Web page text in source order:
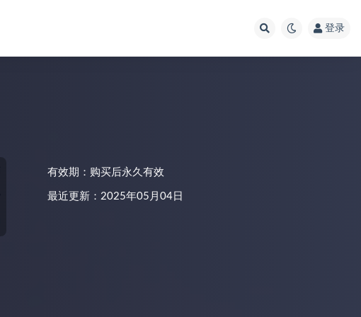
登录
有效期：购买后永久有效
最近更新：2025年05月04日